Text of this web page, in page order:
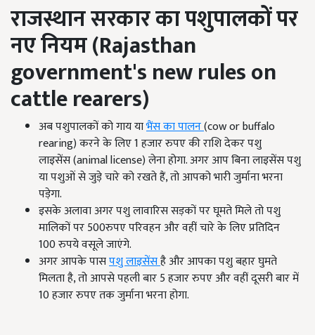
राजस्थान सरकार का पशुपालकों पर
नए नियम(Rajasthan
government's new rules on
cattle rearers)
अब पशुपालकों को गाय याभैंस का पालन(cow or buffalo
rearing) करने के लिए 1 हजार रुपए की राशि देकर पशु
लाइसेंस (animal license) लेना होगा. अगर आप बिना लाइसेंस पशु
या पशुओं से जुड़े चारे को रखते हैं, तो आपको भारी जुर्माना भरना
पड़ेगा.
इसके अलावा अगर पशु लावारिस सड़कों पर घूमते मिले तो पशु
मालिकों पर 500रुपए परिवहन और वहीं चारे के लिए प्रतिदिन
100 रुपये वसूले जाएंगे.
अगर आपके पासपशु लाइसेंसहै और आपका पशु बहार घुमते
मिलता है, तो आपसे पहली बार 5 हजार रुपए और वहीं दूसरी बार में
10 हजार रुपए तक जुर्माना भरना होगा.